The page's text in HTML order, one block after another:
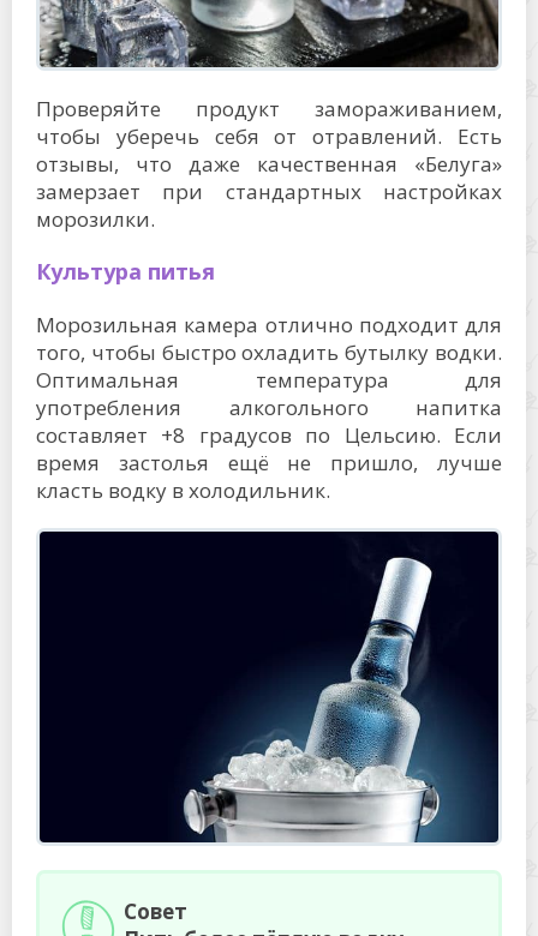
Проверяйте продукт замораживанием,
чтобы уберечь себя от отравлений. Есть
отзывы, что даже качественная «Белуга»
замерзает при стандартных настройках
морозилки.
Культура питья
Морозильная камера отлично подходит для
того, чтобы быстро охладить бутылку водки.
Оптимальная температура для
употребления алкогольного напитка
составляет +8 градусов по Цельсию. Если
время застолья ещё не пришло, лучше
класть водку в холодильник.
Совет